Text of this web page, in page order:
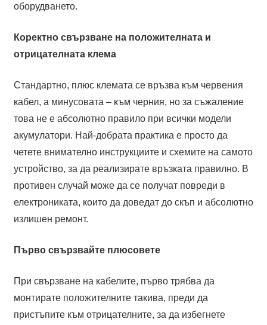
оборудването.
Коректно свързване на положителната и
отрицателната клема
Стандартно, плюс клемата се връзва към червения
кабел, а минусовата – към черния, но за съжаление
това не е абсолютно правило при всички модели
акумулатори. Най-добрата практика е просто да
четете внимателно инструкциите и схемите на самото
устройство, за да реализирате връзката правилно. В
противен случай може да се получат повреди в
електрониката, които да доведат до скъп и абсолютно
излишен ремонт.
Първо свързвайте плюсовете
При свързване на кабелите, първо трябва да
монтирате положителните такива, преди да
пристъпите към отрицателните, за да избегнете